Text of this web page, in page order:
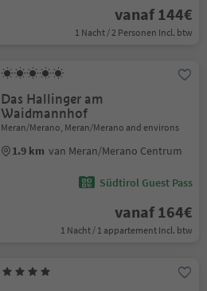
vanaf 144€
1 Nacht / 2 Personen Incl. btw
Das Hallinger am
Waidmannhof
Meran/Merano, Meran/Merano and environs
1.9 km van Meran/Merano Centrum
Südtirol Guest Pass
vanaf 164€
1 Nacht / 1 appartement Incl. btw